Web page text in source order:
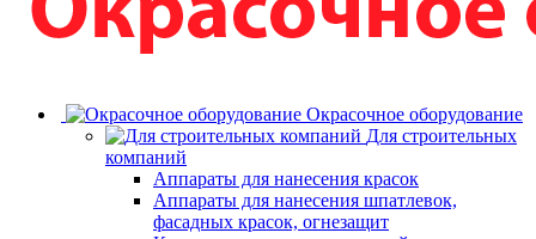
Окрасочное оборудование
Для строительных
компаний
Аппараты для нанесения красок
Аппараты для нанесения шпатлевок,
фасадных красок, огнезащит